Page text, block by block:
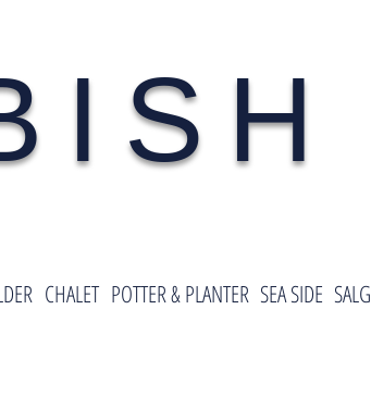
CHALET POTTER & PLANTER SEA SIDE SALG